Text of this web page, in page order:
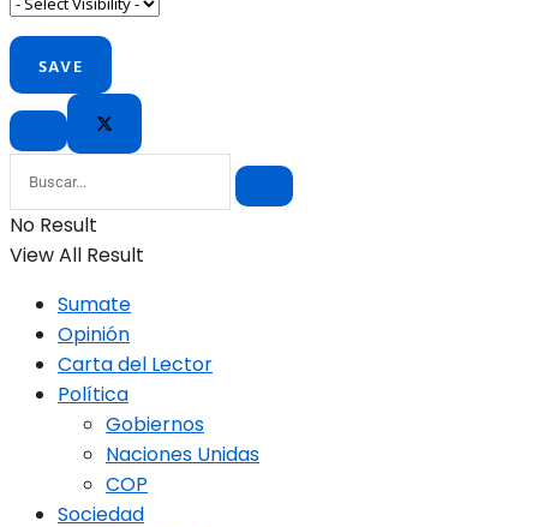
No Result
View All Result
Sumate
Opinión
Carta del Lector
Política
Gobiernos
Naciones Unidas
COP
Sociedad